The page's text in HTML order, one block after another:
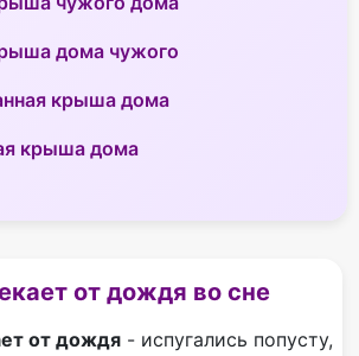
дома чужого
крыша дома
крыша дома
от дождя во сне
от дождя - испугались попусту,